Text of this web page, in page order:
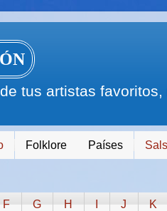
tus artistas
Folklore Países
F G H J K